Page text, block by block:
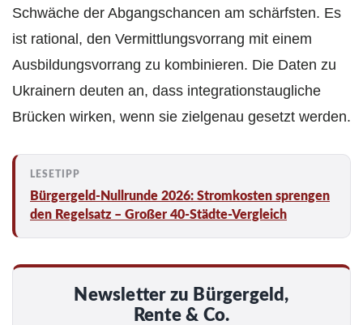
Schwäche der Abgangschancen am schärfsten. Es
ist rational, den Vermittlungsvorrang mit einem
Ausbildungsvorrang zu kombinieren. Die Daten zu
Ukrainern deuten an, dass integrationstaugliche
Brücken wirken, wenn sie zielgenau gesetzt werden.
Bürgergeld-Nullrunde 2026: Stromkosten sprengen
den Regelsatz – Großer 40-Städte-Vergleich
Newsletter zu Bürgergeld,
Rente & Co.